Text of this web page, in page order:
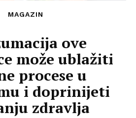
MAGAZIN
ove
može ublažiti
procese u
i doprinijeti
zdravlja